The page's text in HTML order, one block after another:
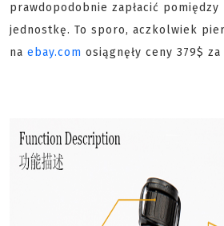
prawdopodobnie zapłacić pomiędzy
jednostkę. To sporo, aczkolwiek
na ebay.com osiągnęły ceny 379$